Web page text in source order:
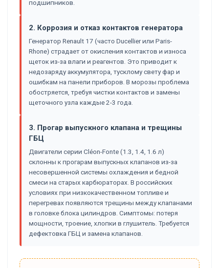
подшипников.
2. Коррозия и отказ контактов генератора
Генератор Renault 17 (часто Ducellier или Paris-
Rhone) страдает от окисления контактов и износа
щеток из-за влаги и реагентов. Это приводит к
недозаряду аккумулятора, тусклому свету фар и
ошибкам на панели приборов. В морозы проблема
обостряется, требуя чистки контактов и замены
щеточного узла каждые 2-3 года.
3. Прогар выпускного клапана и трещины
ГБЦ
Двигатели серии Cléon-Fonte (1.3, 1.4, 1.6 л)
склонны к прогарам выпускных клапанов из-за
несовершенной системы охлаждения и бедной
смеси на старых карбюраторах. В российских
условиях при низкокачественном топливе и
перегревах появляются трещины между клапанами
в головке блока цилиндров. Симптомы: потеря
мощности, троение, хлопки в глушитель. Требуется
дефектовка ГБЦ и замена клапанов.